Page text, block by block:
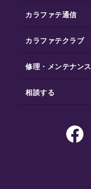
カラファテ通信
カラファテクラブ
修理・メンテナンス
相談する